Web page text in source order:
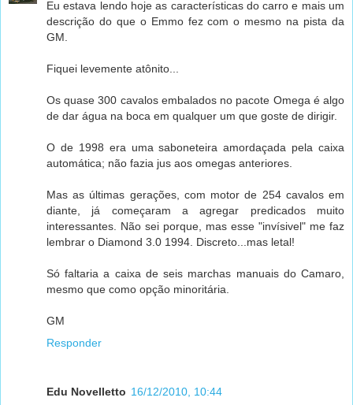
Eu estava lendo hoje as características do carro e mais um
descrição do que o Emmo fez com o mesmo na pista da
GM.
Fiquei levemente atônito...
Os quase 300 cavalos embalados no pacote Omega é algo
de dar água na boca em qualquer um que goste de dirigir.
O de 1998 era uma saboneteira amordaçada pela caixa
automática; não fazia jus aos omegas anteriores.
Mas as últimas gerações, com motor de 254 cavalos em
diante, já começaram a agregar predicados muito
interessantes. Não sei porque, mas esse "invísivel" me faz
lembrar o Diamond 3.0 1994. Discreto...mas letal!
Só faltaria a caixa de seis marchas manuais do Camaro,
mesmo que como opção minoritária.
GM
Responder
Edu Novelletto 16/12/2010, 10:44